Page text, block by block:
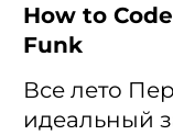
How to
Funk
Все лето
идеальный